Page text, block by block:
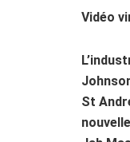
Vidéo
St